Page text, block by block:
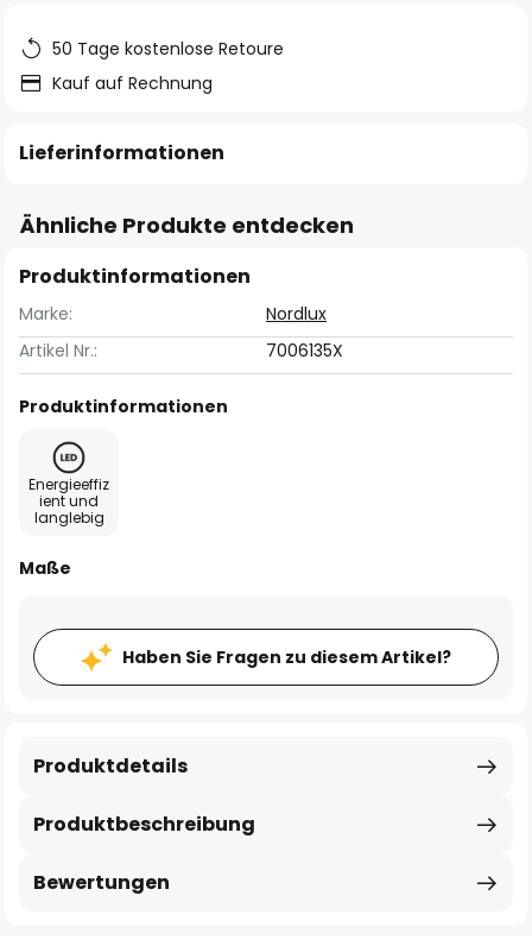
50 Tage kostenlose Retoure
Kauf auf Rechnung
Lieferinformationen
Ähnliche Produkte entdecken
Produktinformationen
Marke:
Nordlux
Artikel Nr.:
7006135X
Produktinformationen
Energieeffiz
ient und
langlebig
Maße
Haben Sie Fragen zu diesem Artikel?
Produktbeschreibung
Produktdetails
Bewertungen